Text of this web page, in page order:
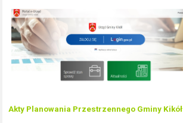
Akty Planowania Przestrzennego Gminy Kikół